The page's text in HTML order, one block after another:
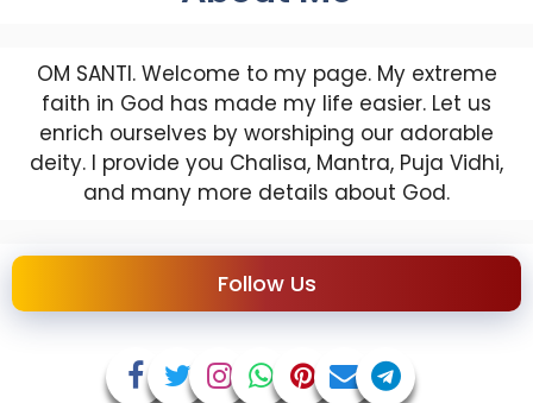
OM SANTI. Welcome to my page. My extreme
faith in God has made my life easier. Let us
enrich ourselves by worshiping our adorable
deity. I provide you Chalisa, Mantra, Puja Vidhi,
and many more details about God.
Follow Us